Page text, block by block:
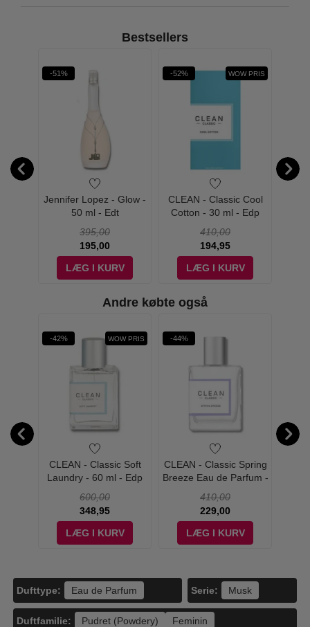
Bestsellers
-51%
Jennifer Lopez - Glow -
50 ml - Edt
395,00
195,00
LÆG I KURV
-52% WOW PRIS
CLEAN - Classic Cool
Cotton - 30 ml - Edp
410,00
194,95
LÆG I KURV
Andre købte også
-42% WOW PRIS
CLEAN - Classic Soft
Laundry - 60 ml - Edp
600,00
348,95
LÆG I KURV
-44%
CLEAN - Classic Spring
Breeze Eau de Parfum -
410,00
229,00
LÆG I KURV
Dufttype: Eau de Parfum Serie: Musk
Duftfamilie: Pudret (Powdery)
Feminin